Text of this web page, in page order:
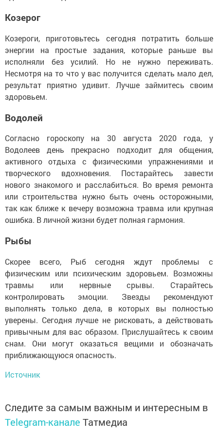
Козерог
Козероги, приготовьтесь сегодня потратить больше
энергии на простые задания, которые раньше вы
исполняли без усилий. Но не нужно переживать.
Несмотря на то что у вас получится сделать мало дел,
результат приятно удивит. Лучше займитесь своим
здоровьем.
Водолей
Согласно гороскопу на 30 августа 2020 года, у
Водолеев день прекрасно подходит для общения,
активного отдыха с физическими упражнениями и
творческого вдохновения. Постарайтесь завести
нового знакомого и расслабиться. Во время ремонта
или строительства нужно быть очень осторожными,
так как ближе к вечеру возможна травма или крупная
ошибка. В личной жизни будет полная гармония.
Рыбы
Скорее всего, Рыб сегодня ждут проблемы с
физическим или психическим здоровьем. Возможны
травмы или нервные срывы. Старайтесь
контролировать эмоции. Звезды рекомендуют
выполнять только дела, в которых вы полностью
уверены. Сегодня лучше не рисковать, а действовать
привычным для вас образом. Прислушайтесь к своим
снам. Они могут оказаться вещими и обозначать
приближающуюся опасность.
Источник
Следите за самым важным и интересным в
Telegram-канале Татмедиа